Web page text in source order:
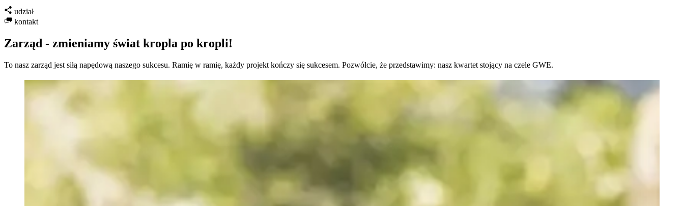
udział
kontakt
Zarząd - zmieniamy świat kropla po kropli!
To nasz zarząd jest siłą napędową naszego sukcesu. Ramię w ramię, każdy projekt kończy się sukcesem. Pozwólcie, że przedstawimy: nasz kwartet stojący na czele GWE.